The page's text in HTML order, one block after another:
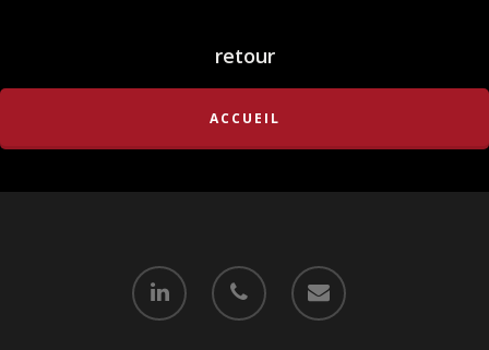
retour
ACCUEIL